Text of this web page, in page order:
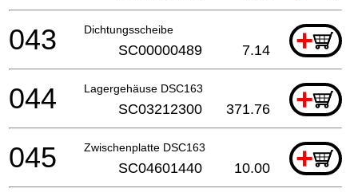
Dichtungsscheibe +
043 SC00000489 7.14
Lagergehäuse DSC163 +
044 SC03212300 371.76
Zwischenplatte DSC163 +
045 SC04601440 10.00